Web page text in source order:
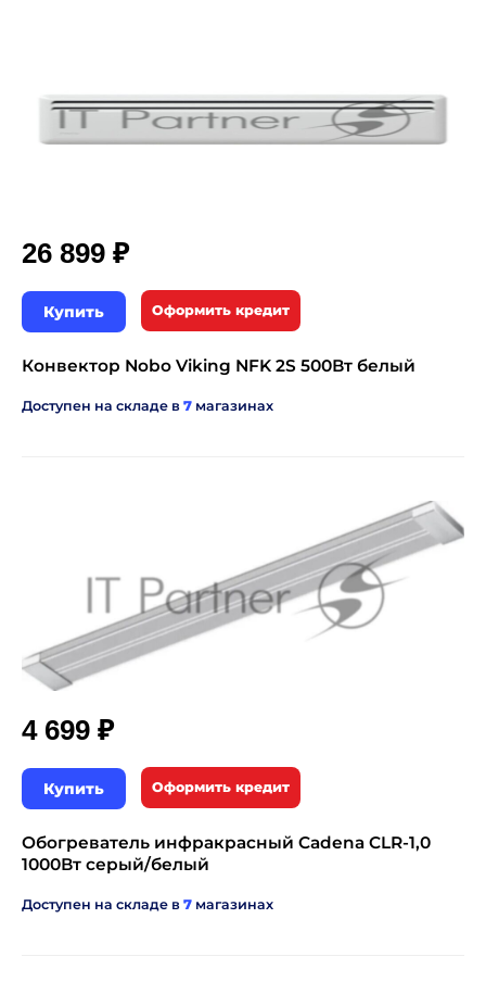
26 899 ₽
Купить Оформить кредит
Конвектор Nobo Viking NFK 2S 500Вт белый
Доступен на складе в 7 магазинах
4 699 ₽
Купить Оформить кредит
Обогреватель инфракрасный Cadena CLR-1,0
1000Вт серый/белый
Доступен на складе в 7 магазинах